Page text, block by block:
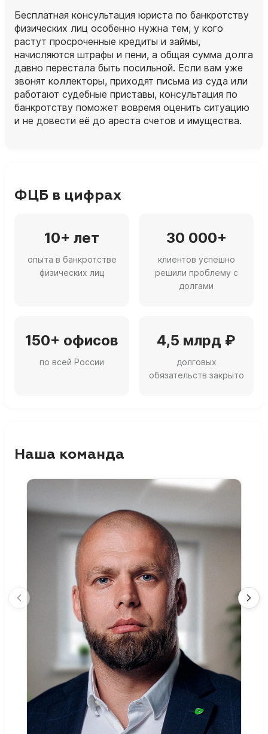
Бесплатная консультация юриста по банкротству
физических лиц особенно нужна тем, у кого
растут просроченные кредиты и займы,
начисляются штрафы и пени, а общая сумма долга
давно перестала быть посильной. Если вам уже
звонят коллекторы, приходят письма из суда или
работают судебные приставы, консультация по
банкротству поможет вовремя оценить ситуацию
и не довести её до ареста счетов и имущества.
ФЦБ в цифрах
10+ лет
опыта в банкротстве
физических лиц
30 000+
клиентов успешно
решили проблему с
долгами
150+ офисов
по всей России
4,5 млрд ₽
долговых
обязательств закрыто
Наша команда